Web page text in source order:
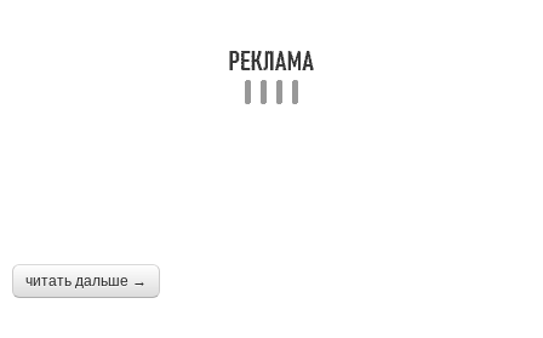
читать дальше →